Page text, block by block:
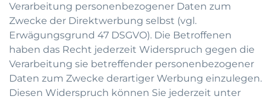
Verarbeitung personenbezogener Daten zum
Zwecke der Direktwerbung selbst (vgl.
Erwägungsgrund 47 DSGVO). Die Betroffenen
haben das Recht jederzeit Widerspruch gegen die
Verarbeitung sie betreffender personenbezogener
Daten zum Zwecke derartiger Werbung einzulegen.
Diesen Widerspruch können Sie jederzeit unter